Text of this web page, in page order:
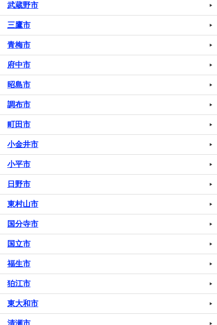
武蔵野市
三鷹市
青梅市
府中市
昭島市
調布市
町田市
小金井市
小平市
日野市
東村山市
国分寺市
国立市
福生市
狛江市
東大和市
清瀬市